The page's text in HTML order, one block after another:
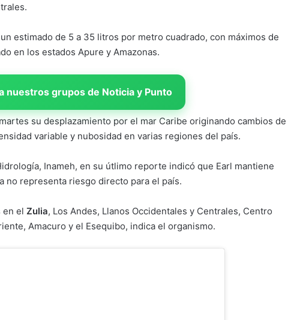
estimado de 5 a 35 litros por metro cuadrado, con máximos de
en los estados Apure y Amazonas.
nuestros grupos de Noticia y Punto
su desplazamiento por el mar Caribe originando cambios de
variable y nubosidad en varias regiones del país.
Inameh, en su útlimo reporte indicó que Earl mantiene
no representa riesgo directo para el país.
en el Zulia, Los Andes, Llanos Occidentales y Centrales, Centro
Amacuro y el Esequibo, indica el organismo.